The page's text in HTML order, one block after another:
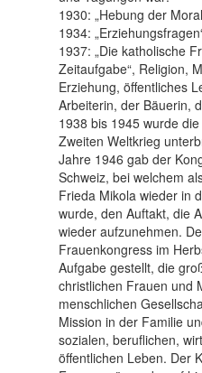
1930: „Hebung der
1934:
1937: „Die katholische
Zeitaufgabe“, Religion,
Erziehung, öffentliches
Arbeiterin, der Bäuerin,
1938 bis 1945 wurde
Zweiten Weltkrieg
Jahre 1946 gab der
Schweiz, bei welchem
Frieda Mikola wieder in
wurde, den Auftakt, die
wieder aufzunehmen.
Frauenkongress im
Aufgabe gestellt, die
christlichen Frauen und
menschlichen
Mission in der Familie
sozialen, beruflichen,
öffentlichen Leben. Der